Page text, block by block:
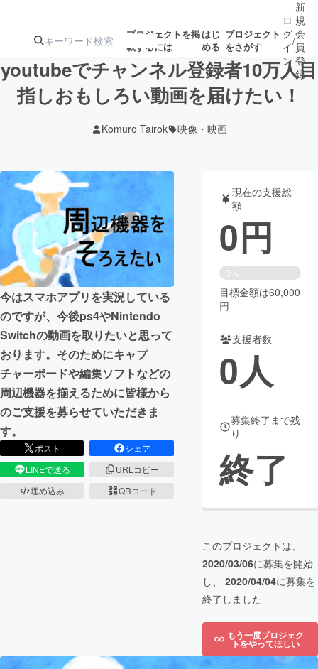
プロジェクトを掲
載するには
はじ
める
プロジェクト
をさがす
ジェクト
募集終了が近いプ
ロジェクト
アート・写真 音楽
テクノロジー・ガジェット ゲーム・サ
映像・映画 書籍・雑誌
ビジネス・起業
まちづくり・地域活性化
CAMPFIRE for Social Good
CAMPFIRE Creation
CAMPFIREふるさと納税
ロ
グ
イ
ン
/
新
規
会
員
登
録
youtubeでチャンネル登録者10万人目
指しおもしろい動画を届けたい！
Komuro Tairok 映像・映画
今はスマホアプリを実況している
のですが、今後ps4やNintendo
Switchの動画を取りたいと思って
おります。そのためにキャプ
チャーボードや編集ソフトなどの
周辺機器を揃えるために皆様から
のご支援を募らせていただきま
す。
ポスト
シェア
LINEで送る
URLコピー
埋め込み
QRコード
現在の支援総
額
0円
0%
目標金額は60,000
円
支援者数
0人
募集終了まで残
り
終了
このプロジェクトは、
2020/03/06に募集を開始
し、 2020/04/04に募集を
終了しました
もう一度プロジェク
トをやってほしい